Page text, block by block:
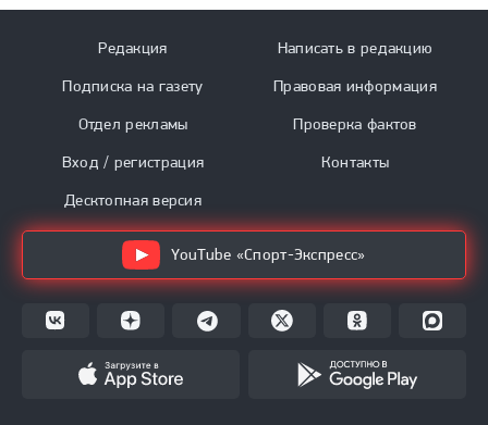
Редакция
Подписка на газету
Отдел рекламы
Вход / регистрация
Десктопная версия
Написать в редакцию
Правовая информация
Проверка фактов
Контакты
YouTube «Спорт-Экспресс»